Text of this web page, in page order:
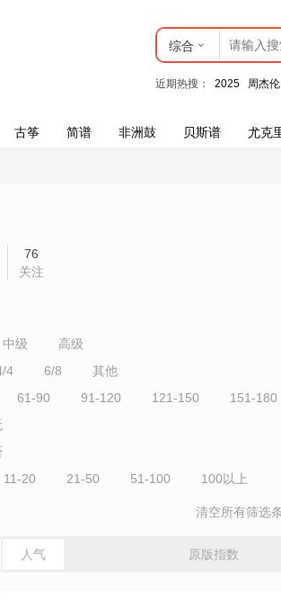
综合
近期热搜： 2025 周杰伦
古筝 简谱 非洲鼓 贝斯谱 尤克
76
关注
中级
高级
4 6/8
其他
61-90 91-120 121-150 151-180
11-20 21-50 51-100 100以上
清空所有筛选
人气 原版指数